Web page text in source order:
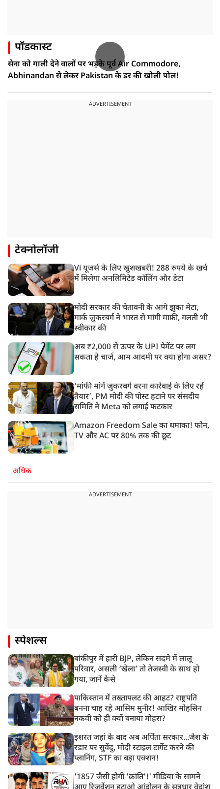
पॉडकास्ट
सेना को गाली देने वालों पर भड़के पूर्व Air Commodore,
Abhinandan से लेकर Pakistan के डर की खोली पोल!
ADVERTISEMENT
टेक्नोलॉजी
Vi यूजर्स के लिए खुशखबरी! 288 रुपये के खर्च
में मिलेगा अनलिमिटेड कॉलिंग और डेटा
मोदी सरकार की चेतावनी के आगे झुका मेटा,
मार्क ज़ुकरबर्ग ने भारत से मांगी माफ़ी, गलती भी
स्वीकार की
अब ₹2,000 से ऊपर के UPI पेमेंट पर लग
सकता है चार्ज, आम आदमी पर क्या होगा असर?
‘मांफी मांगें जुकरबर्ग वरना कार्रवाई के लिए रहें
तैयार’, PM मोदी की पोस्ट हटाने पर संसदीय
समिति ने Meta को लगाई फटकार
Amazon Freedom Sale का धमाका! फोन,
TV और AC पर 80% तक की छूट
अधिक
ADVERTISEMENT
स्पेशल्स
बांकीपुर में हारी BJP, लेकिन सदमे में लालू
परिवार, असली ‘खेला’ तो तेजस्वी के साथ हो
गया, जानें कैसे
पाकिस्तान में तख्तापलट की आहट? राष्ट्रपति
बनना चाह रहे आसिम मुनीर! आखिर मोहसिन
नकवी को ही क्यों बनाया मोहरा?
इशरत जहां के बाद अब अर्पिता सरकार...जैश के
रडार पर सुवेंदु, मोदी स्टाइल टार्गेट करने की
प्लानिंग, STF का बड़ा एक्शन!
'1857 जैसी होगी 'क्रांति'!' मीडिया के सामने